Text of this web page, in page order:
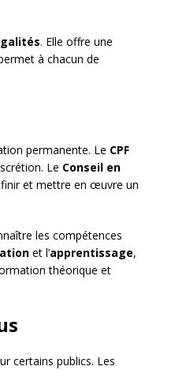
. Elle offre une
à chacun de
permanente. Le CPF
Le Conseil en
et mettre en œuvre un
les compétences
et l’apprentissage,
théorique et
certains publics. Les